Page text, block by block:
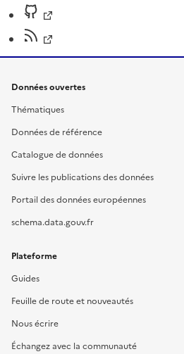
Données ouvertes
Thématiques
Données de référence
Catalogue de données
Suivre les publications des données
Portail des données européennes
schema.data.gouv.fr
Plateforme
Guides
Feuille de route et nouveautés
Nous écrire
Échangez avec la communauté